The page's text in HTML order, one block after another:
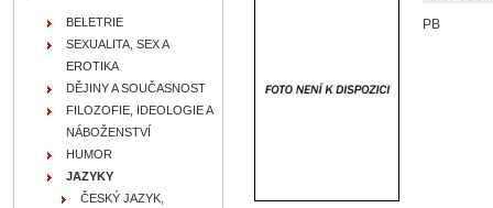
PB
BELETRIE
SEXUALITA, SEX A
EROTIKA
DĚJINY A SOUČASNOST
FILOZOFIE, IDEOLOGIE A
NÁBOŽENSTVÍ
HUMOR
JAZYKY
ČESKÝ JAZYK,